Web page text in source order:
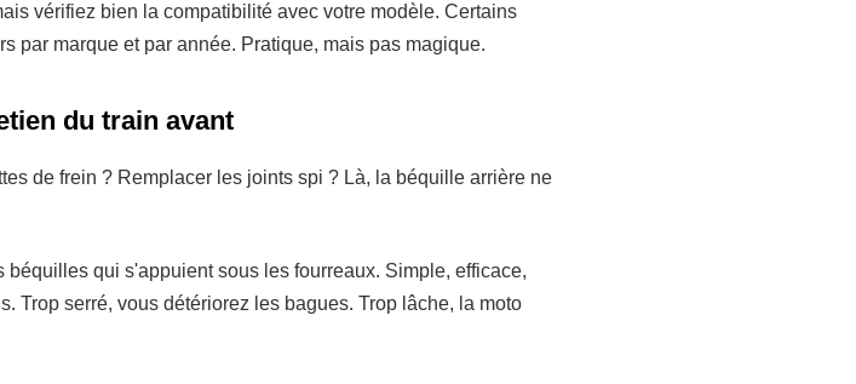
vérifiez bien la compatibilité avec votre modèle. Certains
par marque et par année. Pratique, mais pas magique.
du train avant
de frein ? Remplacer les joints spi ? Là, la béquille arrière ne
qui s'appuient sous les fourreaux. Simple, efficace,
Trop serré, vous détériorez les bagues. Trop lâche, la moto